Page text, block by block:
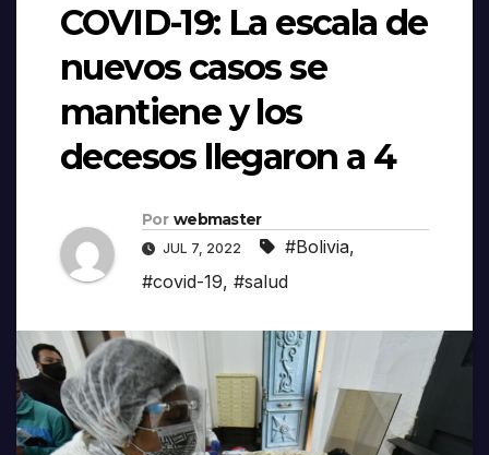
COVID-19: La escala de
nuevos casos se
mantiene y los
decesos llegaron a 4
Por webmaster
JUL 7, 2022 #Bolivia,
#covid-19, #salud